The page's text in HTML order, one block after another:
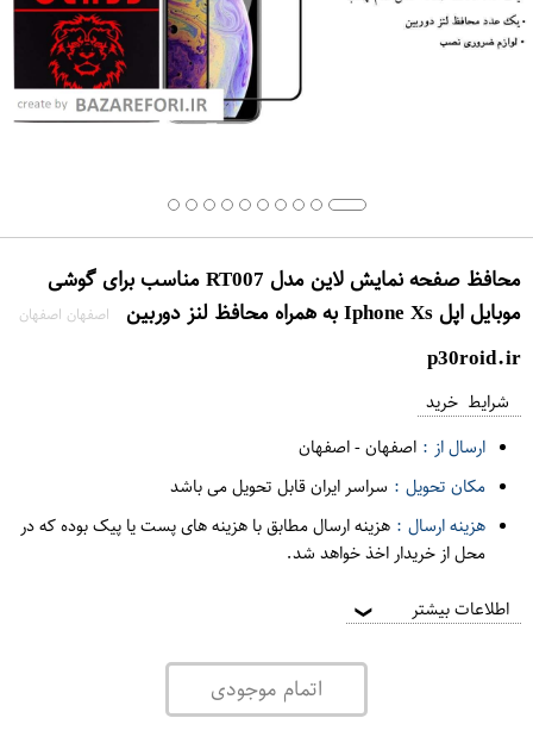
محافظ صفحه نمایش لاین مدل RT007 مناسب برای گوشی
موبایل اپل Iphone Xs به همراه محافظ لنز دوربین
اصفهان اصفهان
p30roid.ir
شرایط خرید
ارسال از : اصفهان-اصفهان
مکان تحویل : سراسر ایران قابل تحویل می باشد
هزینه ارسال : هزینه ارسال مطابق با هزینه های پست یا پیک بوده که در
محل از خریدار اخذ خواهد شد.
اطلاعات بیشتر ❯
اتمام موجودی